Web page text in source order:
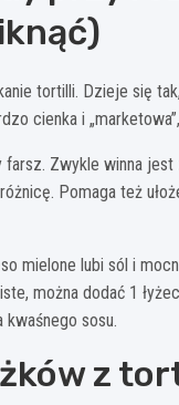
tortilli. Dzieje się
cienka i
Zwykle winna
Pomaga też
mielone lubi sól i
można dodać 1
sosu.
z